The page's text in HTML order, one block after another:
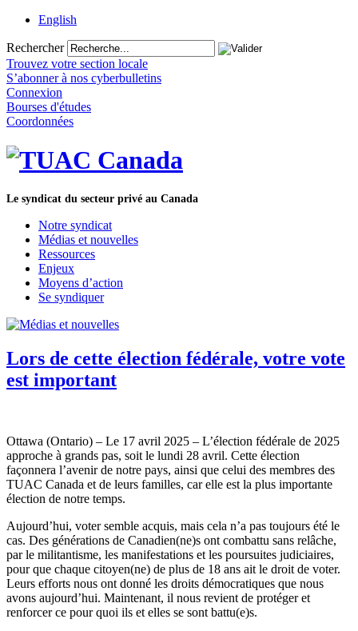
English
Rechercher
Trouvez votre section locale
S’abonner à nos cyberbulletins
Connexion
Bourses d'études
Coordonnées
Le syndicat du secteur privé au Canada
Notre syndicat
Médias et nouvelles
Ressources
Enjeux
Moyens d’action
Se syndiquer
Lors de cette élection fédérale, votre vote
est important
Ottawa (Ontario) – Le 17 avril 2025 – L’élection fédérale de 2025
approche à grands pas, soit le lundi 28 avril. Cette élection
façonnera l’avenir de notre pays, ainsi que celui des membres des
TUAC Canada et de leurs familles, car elle est la plus importante
élection de notre temps.
Aujourd’hui, voter semble acquis, mais cela n’a pas toujours été le
cas. Des générations de Canadien(ne)s ont combattu sans relâche,
par le militantisme, les manifestations et les poursuites judiciaires,
pour que chaque citoyen(ne) de plus de 18 ans ait le droit de voter.
Leurs efforts nous ont donné les droits démocratiques que nous
avons aujourd’hui. Maintenant, il nous revient de protéger et
renforcer ce pour quoi ils et elles se sont battu(e)s.